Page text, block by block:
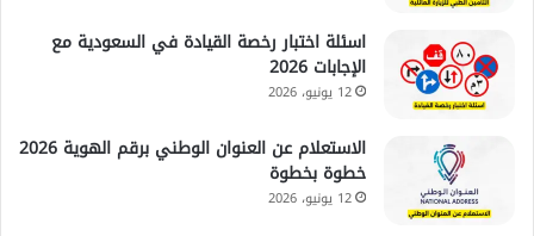
اسئلة اختبار رخصة القيادة في السعودية مع
الإجابات 2026
12 يونيو، 2026
الاستعلام عن العنوان الوطني برقم الهوية 2026
خطوة بخطوة
12 يونيو، 2026